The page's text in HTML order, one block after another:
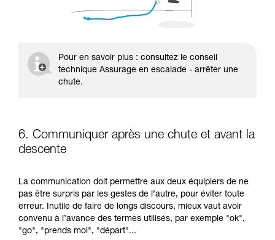
Pour en savoir plus : consultez le conseil
technique Assurage en escalade - arrêter une
chute.
6. Communiquer après une chute et avant la
descente
La communication doit permettre aux deux équipiers de ne
pas être surpris par les gestes de l’autre, pour éviter toute
erreur. Inutile de faire de longs discours, mieux vaut avoir
convenu à l’avance des termes utilisés, par exemple "ok",
"go", "prends moi", "départ"...